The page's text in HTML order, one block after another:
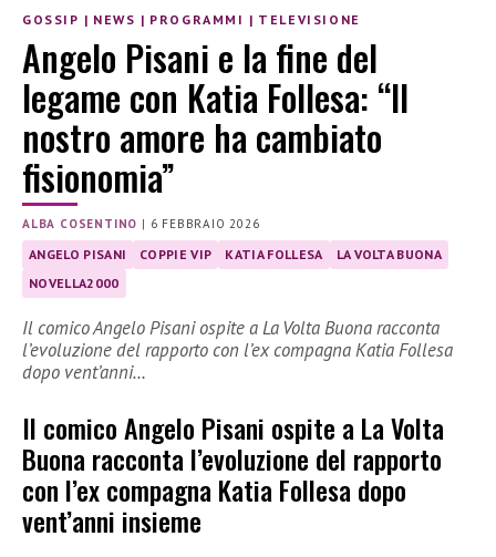
GOSSIP | NEWS | PROGRAMMI | TELEVISIONE
Angelo Pisani e la fine del
legame con Katia Follesa: “Il
nostro amore ha cambiato
fisionomia”
ALBA COSENTINO | 6 FEBBRAIO 2026
ANGELO PISANI COPPIE VIP KATIA FOLLESA
LA VOLTA BUONA
NOVELLA2000
Il comico Angelo Pisani ospite a La Volta Buona racconta
l’evoluzione del rapporto con l’ex compagna Katia Follesa
dopo vent’anni…
Il comico Angelo Pisani ospite a La Volta
Buona racconta l’evoluzione del rapporto
con l’ex compagna Katia Follesa dopo
vent’anni insieme